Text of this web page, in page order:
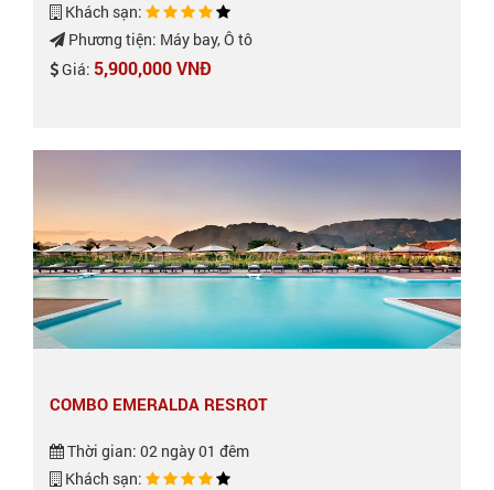
Khách sạn:
Phương tiện: Máy bay, Ô tô
Giá: 5,900,000 VNĐ
COMBO EMERALDA RESROT
Thời gian: 02 ngày 01 đêm
Khách sạn: